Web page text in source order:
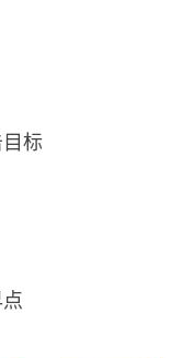
标